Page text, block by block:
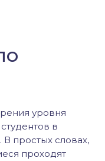
уровня
в
простых словах,
проходят